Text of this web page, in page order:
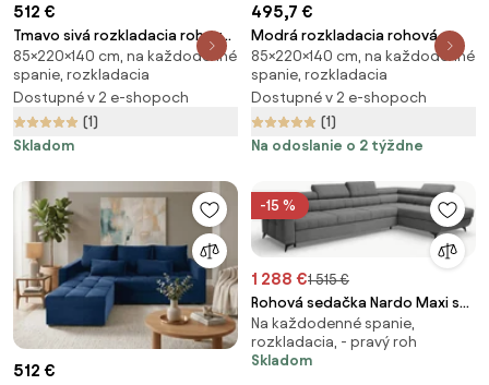
512 €
Tmavo sivá rozkladacia rohová
pohovka ZENOVA 220x140 cm,
obojstranná
85×220×140 cm, na každodenné
spanie, rozkladacia
Dostupné v 2 e-shopoch
(1)
Skladom
495,7 €
Modrá rozkladacia rohová
pohovka ZENOVA 220x140 cm,
obojstranná
85×220×140 cm, na každodenné
spanie, rozkladacia
Dostupné v 2 e-shopoch
(1)
Na odoslanie o 2 týždne
512 €
-15 %
1 288 €1 515 €
Rohová sedačka Nardo Maxi s
funkciou spania pravá - sivý
plyš Pretty 17
Na každodenné spanie,
rozkladacia, - pravý roh
Skladom